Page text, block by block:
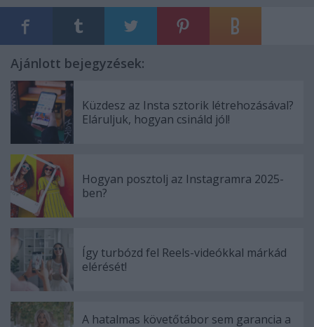
Ajánlott bejegyzések:
Küzdesz az Insta sztorik létrehozásával?
Eláruljuk, hogyan csináld jól!
Hogyan posztolj az Instagramra 2025-
ben?
Így turbózd fel Reels-videókkal márkád
elérését!
A hatalmas követőtábor sem garancia a